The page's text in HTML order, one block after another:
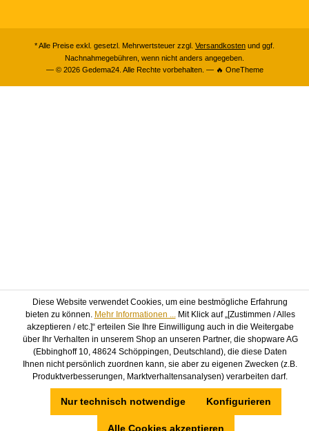
* Alle Preise exkl. gesetzl. Mehrwertsteuer zzgl. Versandkosten und ggf.
Nachnahmegebühren, wenn nicht anders angegeben.
— © 2026 Gedema24. Alle Rechte vorbehalten. — 🔥 OneTheme
Diese Website verwendet Cookies, um eine bestmögliche Erfahrung
bieten zu können. Mehr Informationen ...Mit Klick auf „[Zustimmen / Alles
akzeptieren / etc.]“ erteilen Sie Ihre Einwilligung auch in die Weitergabe
über Ihr Verhalten in unserem Shop an unseren Partner, die shopware AG
(Ebbinghoff 10, 48624 Schöppingen, Deutschland), die diese Daten
Ihnen nicht persönlich zuordnen kann, sie aber zu eigenen Zwecken (z.B.
Produktverbesserungen, Marktverhaltensanalysen) verarbeiten darf.
Nur technisch notwendige Konfigurieren
Alle Cookies akzeptieren